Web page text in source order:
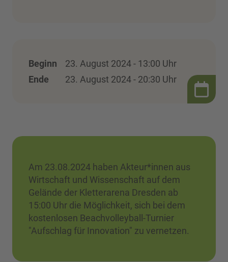
Beginn
23. August 2024 - 13:00 Uhr
Ende
23. August 2024 - 20:30 Uhr
Am 23.08.2024 haben Akteur*innen aus
Wirtschaft und Wissenschaft auf dem
Gelände der Kletterarena Dresden ab
15:00 Uhr die Möglichkeit, sich bei dem
kostenlosen Beachvolleyball-Turnier
"Aufschlag für Innovation" zu vernetzen.